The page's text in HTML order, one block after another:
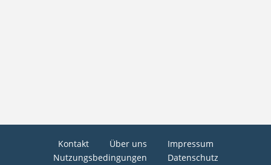
Kontakt Über uns
Impressum
Nutzungsbedingungen
Datenschutz